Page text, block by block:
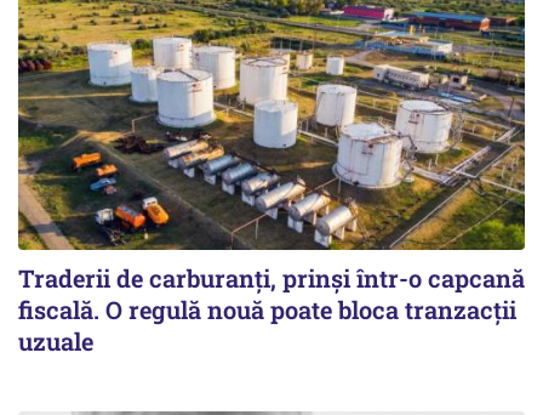
Traderii de carburanți, prinși într-o capcană
fiscală. O regulă nouă poate bloca tranzacții
uzuale